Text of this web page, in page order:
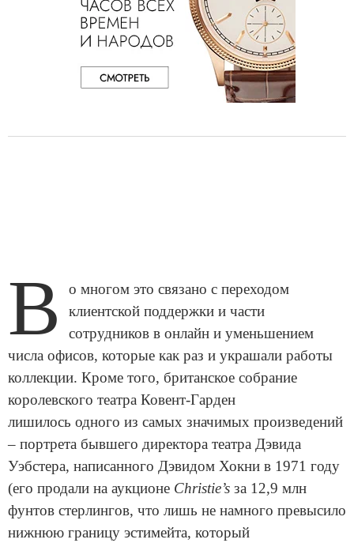
В
о многом это связано с переходом
клиентской поддержки и части
сотрудников в онлайн и уменьшением
числа офисов, которые как раз и украшали работы
коллекции. Кроме того, британское собрание
королевского театра Ковент-Гарден
лишилось одного из самых значимых произведений
– портрета бывшего директора театра Дэвида
Уэбстера, написанного Дэвидом Хокни в 1971 году
(его продали на аукционе Christie’s за 12,9 млн
фунтов стерлингов, что лишь не намного превысило
нижнюю границу эстимейта, который